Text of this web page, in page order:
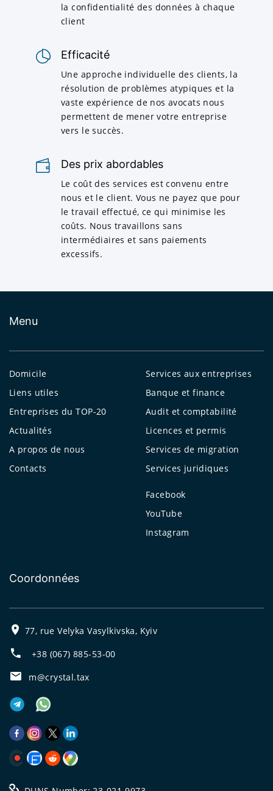
la confidentialité des données à chaque
client
Efficacité
Une approche individuelle des clients, la
résolution de problèmes atypiques et la
vaste expérience de nos avocats nous
permettent de mener votre entreprise
vers le succès.
Des prix abordables
Le coût des services est convenu entre
nous et le client. Vous ne payez que pour
le travail effectué, ce qui minimise les
coûts. Nous travaillons sans
intermédiaires et sans paiements
excessifs.
Menu
Domicile
Liens utiles
Entreprises du TOP-20
Actualités
A propos de nous
Contacts
Services aux entreprises
Banque et finance
Audit et comptabilité
Licences et permis
Services de migration
Services juridiques
Facebook
YouTube
Instagram
Coordonnées
77, rue Velyka Vasylkivska, Kyiv
+38 (067) 885-53-00
m@crystal.tax